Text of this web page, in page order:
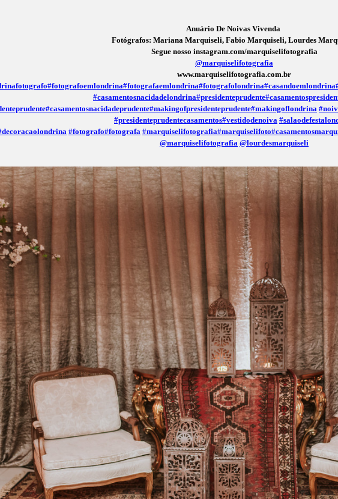
Anuário De Noivas Vivenda
Fotógrafos: Mariana Marquiseli, Fabio Marquiseli, Lourdes
Segue nosso instagram.com/marquiselifotografia
@marquiselifotografia
www.marquiselifotografia.com.br
#fotografoemlondrina#fotografaemlondrina#fotografolondrina#casandoemlondrina
#casamentosnacidadelondrina#presidenteprudente
#casamentosnacidadeprudente#makingofpresidenteprudente#makingoflondrina
#presidenteprudentecasamentos#vestidodenoiva
#fotografo#fotografa #marquiselifotografia#marquiselifoto
@marquiselifotografia @lourdesmarquiseli